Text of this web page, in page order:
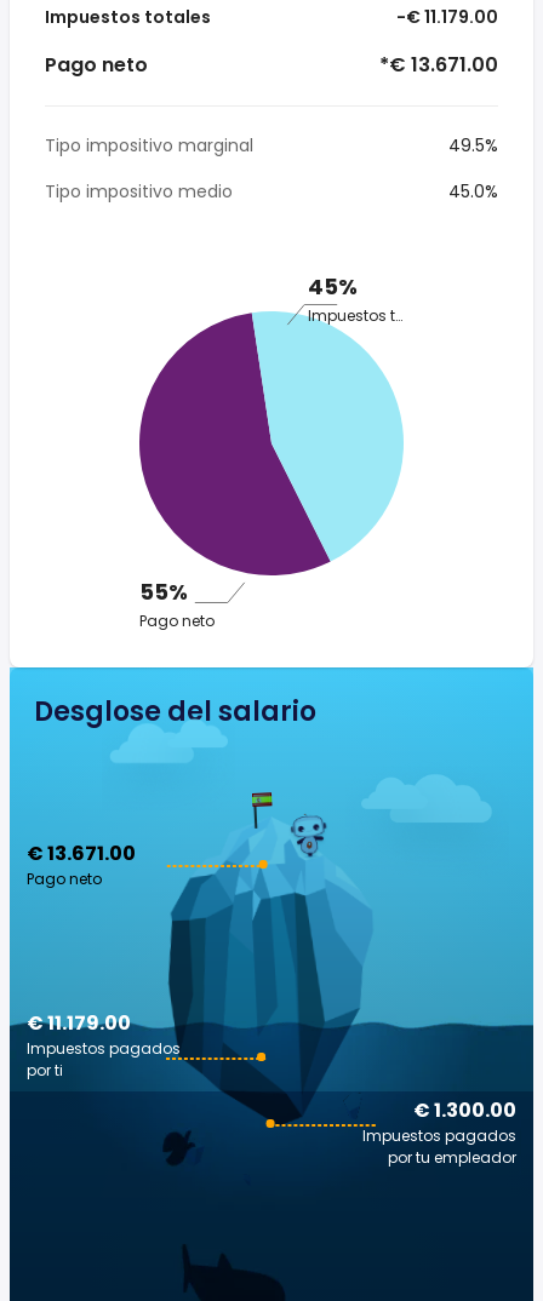
Impuestos totales -€ 11.179.00
Pago neto *€ 13.671.00
Tipo impositivo marginal
49.5%
Tipo impositivo medio
45.0%
45%
Impuestos totales
55%
Pago neto
Desglose del salario
€ 13.671.00
Pago neto
€ 1.300.00
Impuestos pagados
por tu empleador
€ 11.179.00
Impuestos pagados
por ti